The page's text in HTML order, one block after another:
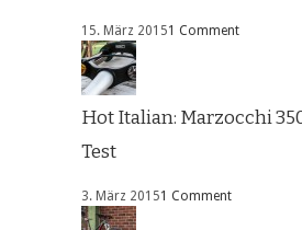
15. März 20151 Comment
Hot Italian: Marzocchi
Test
3. März 20151 Comment